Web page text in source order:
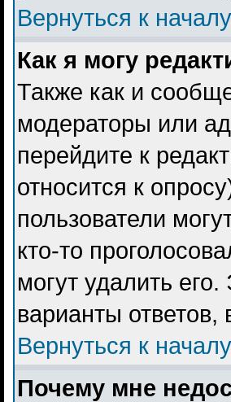
Вернуться к началу
Как я могу
Также как и
модераторы или
перейдите к
относится к
пользователи
кто-то
могут удалить
варианты
Вернуться к началу
Почему мне